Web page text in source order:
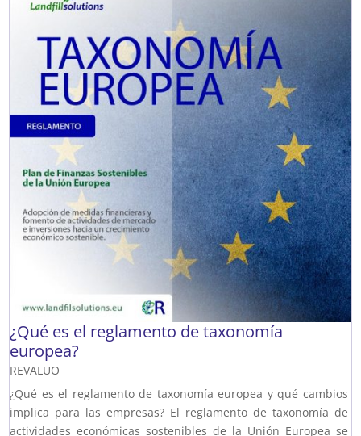
¿Qué es el reglamento de taxonomía
europea?
REVALUO
¿Qué es el reglamento de taxonomía europea y qué cambios
implica para las empresas? El reglamento de taxonomía de
actividades económicas sostenibles de la Unión Europea se